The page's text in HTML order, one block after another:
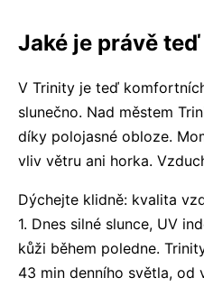
Jaké je právě
V Trinity je teď
slunečno. Nad městem
díky polojasné obloze.
vliv větru ani horka.
Dýchejte klidně: kvalita
1. Dnes silné slunce, UV
kůži během poledne.
43 min denního světla, od